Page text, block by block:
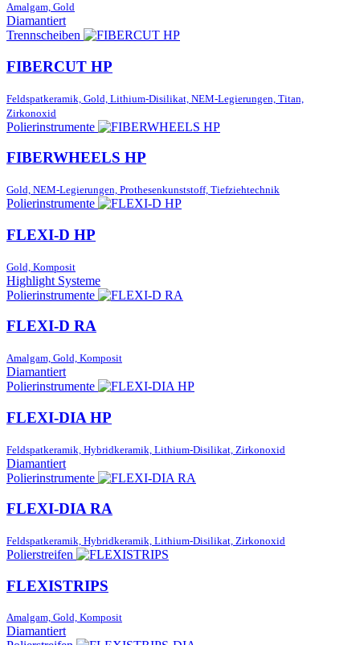
Amalgam, Gold
Diamantiert
Trennscheiben
FIBERCUT HP
Feldspatkeramik, Gold, Lithium-Disilikat, NEM-Legierungen, Titan,
Zirkonoxid
Polierinstrumente
FIBERWHEELS HP
Gold, NEM-Legierungen, Prothesenkunststoff, Tiefziehtechnik
Polierinstrumente
FLEXI-D HP
Gold, Komposit
Highlight Systeme
Polierinstrumente
FLEXI-D RA
Amalgam, Gold, Komposit
Diamantiert
Polierinstrumente
FLEXI-DIA HP
Feldspatkeramik, Hybridkeramik, Lithium-Disilikat, Zirkonoxid
Diamantiert
Polierinstrumente
FLEXI-DIA RA
Feldspatkeramik, Hybridkeramik, Lithium-Disilikat, Zirkonoxid
Polierstreifen
FLEXISTRIPS
Amalgam, Gold, Komposit
Diamantiert